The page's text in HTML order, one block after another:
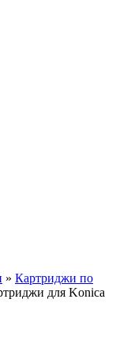
» Картриджи по
для Konica